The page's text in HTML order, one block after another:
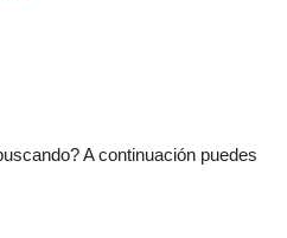
A continuación puedes